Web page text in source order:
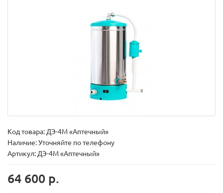
Код товара: ДЭ-4М «Аптечный»
Наличие: Уточняйте по телефону
Артикул: ДЭ-4М «Аптечный»
64 600 р.